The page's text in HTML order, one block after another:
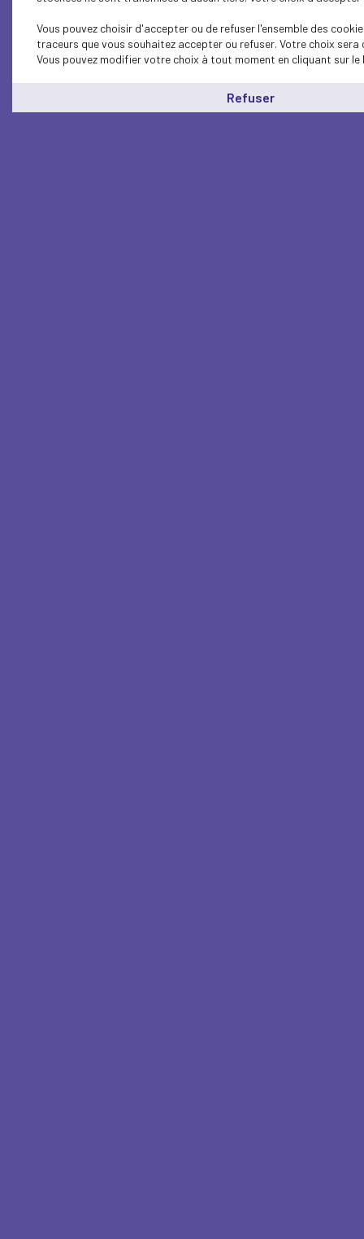
Vous pouvez choisir d'accepter ou de refuser l'ensemble des
traceurs que vous souhaitez accepter ou refuser. Votre choix
Vous pouvez modifier votre choix à tout moment en cliquant sur le
Refuser